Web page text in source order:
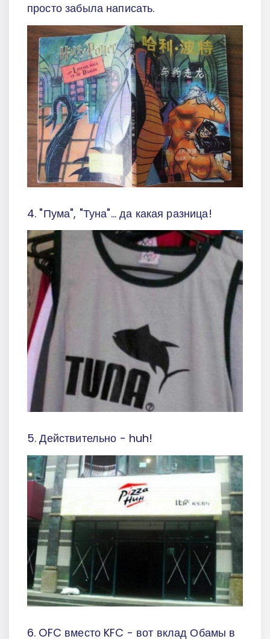
просто забыла написать.
4. "Пума", "Туна"... да какая разница!
5. Действительно - huh!
6. OFC вместо KFC - вот вклад Обамы в